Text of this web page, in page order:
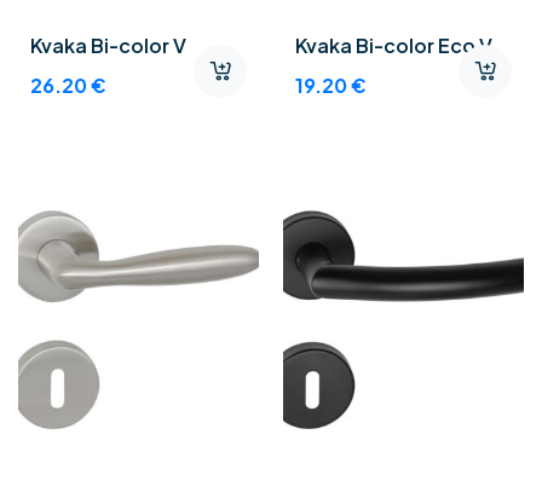
Kvaka Bi-color V
26.20€
Kvaka Bi-color Eco V
19.20€